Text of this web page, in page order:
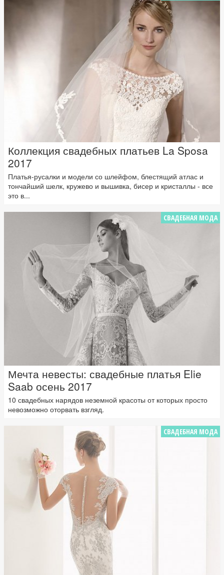
Коллекция свадебных платьев La Sposa
2017
Платья-русалки и модели со шлейфом, блестящий атлас и
тончайший шелк, кружево и вышивка, бисер и кристаллы - все
это в...
СВАДЕБНАЯ МОДА
Мечта невесты: свадебные платья Elie
Saab осень 2017
10 свадебных нарядов неземной красоты от которых просто
невозможно оторвать взгляд.
СВАДЕБНАЯ МОДА